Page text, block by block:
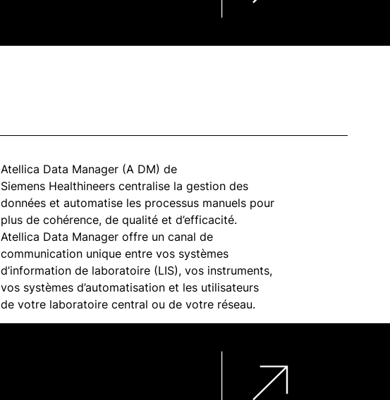
Atellica Data Manager (A DM) de
Siemens Healthineers centralise la gestion des
données et automatise les processus manuels pour
plus de cohérence, de qualité et d’efficacité.
Atellica Data Manager offre un canal de
communication unique entre vos systèmes
d’information de laboratoire (LIS), vos instruments,
vos systèmes d’automatisation et les utilisateurs
de votre laboratoire central ou de votre réseau.